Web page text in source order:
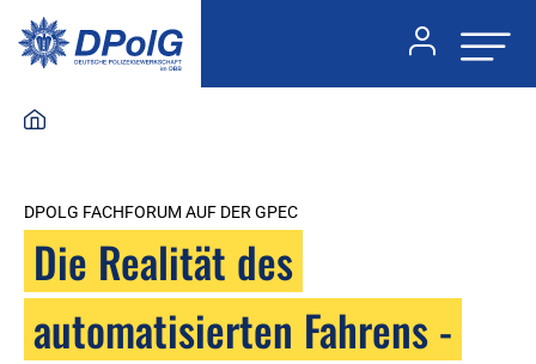
DPOLG FACHFORUM AUF DER GPEC
Die Realität des
automatisierten Fahrens -